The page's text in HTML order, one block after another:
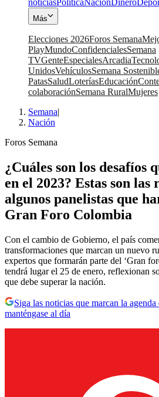
Más
Elecciones 2026Foros Semana
PlayMundoConfidencialesSemana
TVGenteEspecialesArcadia
UnidosVehículosSemana
PatasSaludLoteríasEducación
colaboraciónSemana RuralMujeres
Semana|
Nación
Foros Semana
¿Cuáles son los desafíos
en el 2023? Estas son las
algunos panelistas que
Gran Foro Colombia
Con el cambio de Gobierno, el país
transformaciones que marcan un nuevo
expertos que formarán parte del ‘Gran
tendrá lugar el 25 de enero, reflexionan
que debe superar la nación.
Siga las noticias que marcan la
manténgase al día